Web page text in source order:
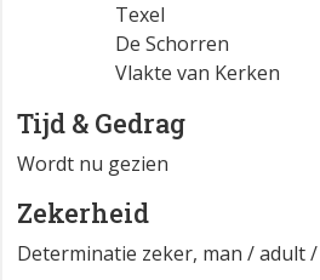
Texel
De Schorren
Vlakte van Kerken
Tijd & Gedrag
Wordt nu gezien
Zekerheid
Determinatie zeker, man / adult